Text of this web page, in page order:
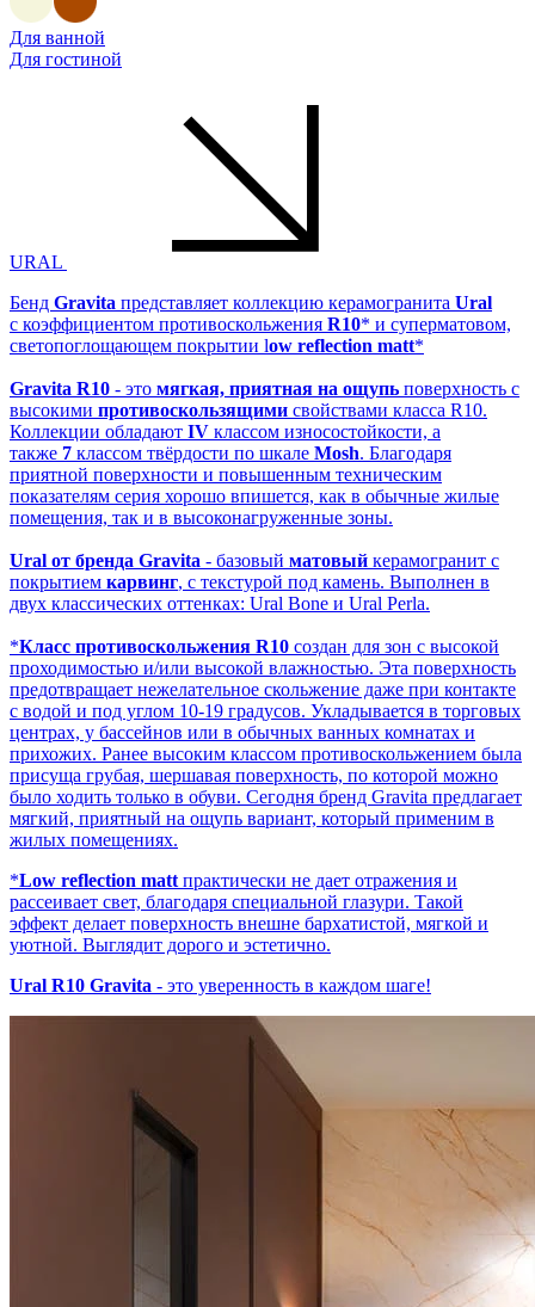
Для ванной
Для гостиной
URAL
Бенд Gravita представляет коллекцию керамогранита Ural
с коэффициентом противоскольжения R10* и cуперматовом,
светопоглощающем покрытии low reflection matt*
Gravita R10 - это мягкая, приятная на ощупь поверхность с
высокими противоскользящими свойствами класса R10.
Коллекции обладают IV классом износостойкости, а
также 7 классом твёрдости по шкале Mosh. Благодаря
приятной поверхности и повышенным техническим
показателям серия хорошо впишется, как в обычные жилые
помещения, так и в высоконагруженные зоны.
Ural от бренда Gravita - базовый матовый керамогранит с
покрытием карвинг, с текстурой под камень. Выполнен в
двух классических оттенках: Ural Воnе и Ural Perla.
*Класс противоскольжения R10 создан для зон с высокой
проходимостью и/или высокой влажностью. Эта поверхность
предотвращает нежелательное скольжение даже при контакте
с водой и под углом 10-19 градусов. Укладывается в торговых
центрах, у бассейнов или в обычных ванных комнатах и
прихожих. Ранее высоким классом противоскольжением была
присуща грубая, шершавая поверхность, по которой можно
было ходить только в обуви. Сегодня бренд Gravita предлагает
мягкий, приятный на ощупь вариант, который применим в
жилых помещениях.
*Low reflection matt практически не дает отражения и
рассеивает свет, благодаря специальной глазури. Такой
эффект делает поверхность внешне бархатистой, мягкой и
уютной. Выглядит дорого и эстетично.
Ural R10 Gravita - это уверенность в каждом шаге!